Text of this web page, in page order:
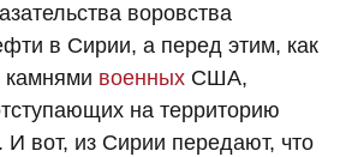
воровства
в Сирии, а перед этим, как
камнями военных США,
на территорию
И вот, из Сирии передают, что